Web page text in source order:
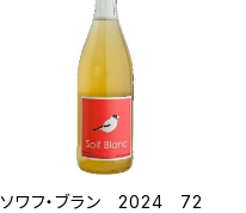
ソワフ・ブラン 2024 72